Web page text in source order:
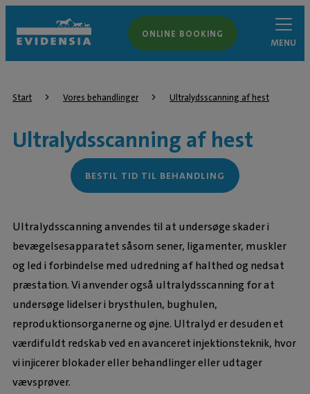
ONLINE BOOKING
MENU
Start Vores behandlinger Ultralydsscanning af hest
Ultralydsscanning af hest
BESTIL TID TIL BEHANDLING
Ultralydsscanning anvendes til at undersøge skader i
bevægelsesapparatet såsom sener, ligamenter, muskler
og led i forbindelse med udredning af halthed og nedsat
præstation. Vi anvender også ultralydsscanning for at
undersøge lidelser i brysthulen, bughulen,
reproduktionsorganerne og øjne. Ultralyd er desuden et
værdifuldt redskab ved en avanceret injektionsteknik, hvor
vi injicerer blokader eller behandlinger eller udtager
vævsprøver.